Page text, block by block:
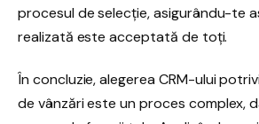
procesul de selecție, asigurându-te
realizată este acceptată de toți.
În concluzie, alegerea CRM-ului
de vânzări este un proces complex,